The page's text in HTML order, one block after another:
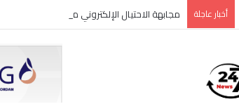
أخبار عاجلة مجابهة الاحتيال الإلكتروني مسؤولية مشتركة